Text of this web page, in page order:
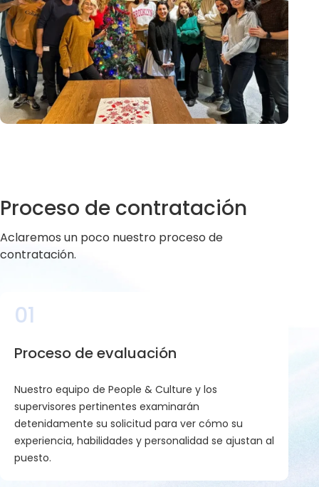
Proceso de contratación
Aclaremos un poco nuestro proceso de
contratación.
01
Proceso de evaluación
Nuestro equipo de People & Culture y los
supervisores pertinentes examinarán
detenidamente su solicitud para ver cómo su
experiencia, habilidades y personalidad se ajustan al
puesto.